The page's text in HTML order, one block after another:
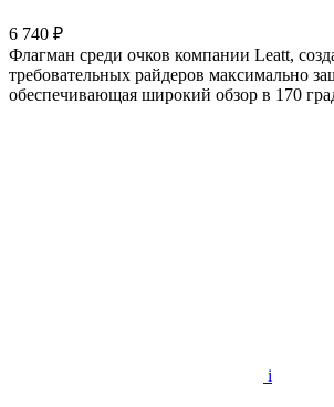
6 740 ₽
Флагман среди очков компании Leatt,
требовательных райдеров максимально
обеспечивающая широкий обзор в 170
i